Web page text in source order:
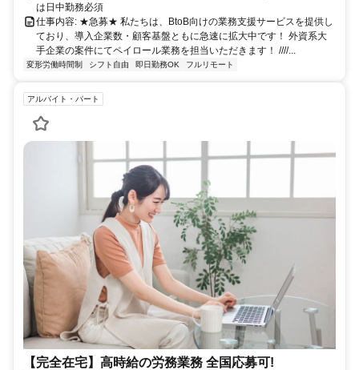
は日中勤務必須
仕事内容: ★急募★ 私たちは、BtoB向けの業務支援サービスを提供し
ており、導入企業数・顧客基盤ともに急速に拡大中です！ 外資系大
手企業の案件にてペイロール業務を担当いただきます！ ////...
変形労働時間制 シフト自由 即日勤務OK フルリモート
アルバイト・パート
【完全在宅】高時給の労務業務 全国応募可!